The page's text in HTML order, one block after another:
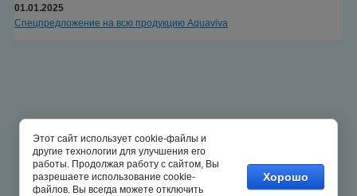
01.01.2025
Спецпредложение на всю продукцию Aquaviva
Этот сайт использует cookie-файлы и
другие технологии для улучшения его
работы. Продолжая работу с сайтом, Вы
разрешаете использование cookie-
файлов. Вы всегда можете отключить
Хорошо